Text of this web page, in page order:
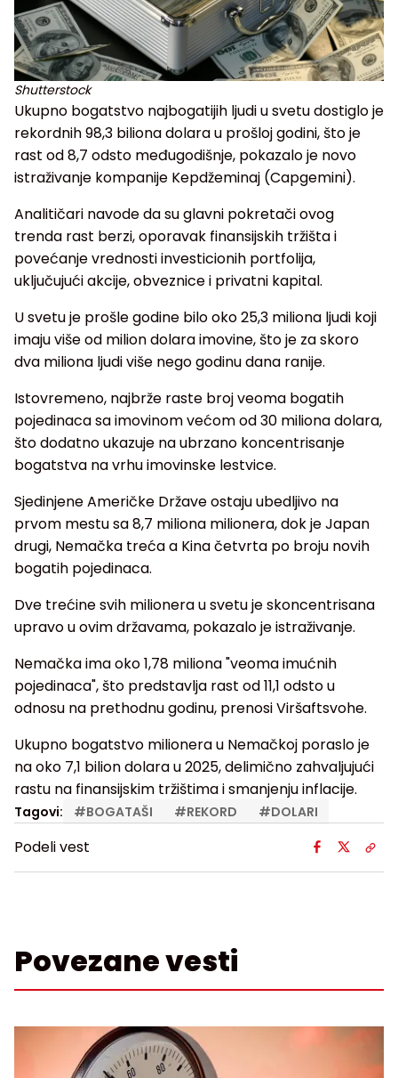
Shutterstock
Ukupno bogatstvo najbogatijih ljudi u svetu dostiglo je
rekordnih 98,3 biliona dolara u prošloj godini, što je
rast od 8,7 odsto međugodišnje, pokazalo je novo
istraživanje kompanije Kepdžeminaj (Capgemini).
Analitičari navode da su glavni pokretači ovog
trenda rast berzi, oporavak finansijskih tržišta i
povećanje vrednosti investicionih portfolija,
uključujući akcije, obveznice i privatni kapital.
U svetu je prošle godine bilo oko 25,3 miliona ljudi koji
imaju više od milion dolara imovine, što je za skoro
dva miliona ljudi više nego godinu dana ranije.
Istovremeno, najbrže raste broj veoma bogatih
pojedinaca sa imovinom većom od 30 miliona dolara,
što dodatno ukazuje na ubrzano koncentrisanje
bogatstva na vrhu imovinske lestvice.
Sjedinjene Američke Države ostaju ubedljivo na
prvom mestu sa 8,7 miliona milionera, dok je Japan
drugi, Nemačka treća a Kina četvrta po broju novih
bogatih pojedinaca.
Dve trećine svih milionera u svetu je skoncentrisana
upravo u ovim državama, pokazalo je istraživanje.
Nemačka ima oko 1,78 miliona "veoma imućnih
pojedinaca", što predstavlja rast od 11,1 odsto u
odnosu na prethodnu godinu, prenosi Viršaftsvohe.
Ukupno bogatstvo milionera u Nemačkoj poraslo je
na oko 7,1 bilion dolara u 2025, delimično zahvaljujući
rastu na finansijskim tržištima i smanjenju inflacije.
Tagovi: #BOGATAŠI #REKORD #DOLARI
Podeli vest
Povezane vesti